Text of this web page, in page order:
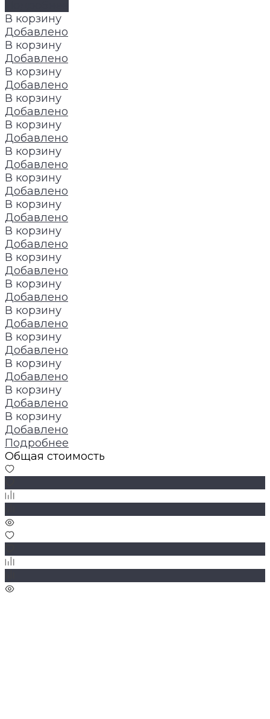
В корзину
Добавлено
В корзину
Добавлено
В корзину
Добавлено
В корзину
Добавлено
В корзину
Добавлено
В корзину
Добавлено
В корзину
Добавлено
В корзину
Добавлено
В корзину
Добавлено
В корзину
Добавлено
В корзину
Добавлено
В корзину
Добавлено
В корзину
Добавлено
В корзину
Добавлено
В корзину
Добавлено
В корзину
Добавлено
Подробнее
Общая стоимость